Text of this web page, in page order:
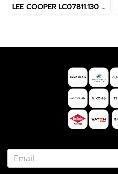
LEE COOPER LC07811.130 LC07811.130 37 MM. นาฬิกาข้อมือผู้หญิง สี Gold